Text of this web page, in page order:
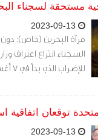
مستحقة لسجناء
مرآة البحرين (خاص):
السجناء انتزاع اعتراف
للإضراب الذي بدأ في 7 أغسطس الماضي وانتهى في 12 سبتمبر 2023.
توقعان